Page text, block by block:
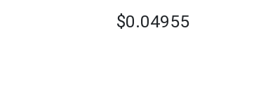
$0.04955